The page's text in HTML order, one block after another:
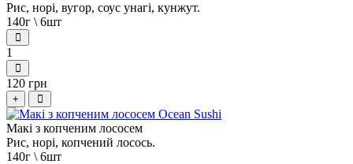
Рис, норі, вугор, соус унагі, кунжут.
140г \ 6шт
1
120 грн
+
Макі з копченим лососем
Рис, норі, копчений лосось.
140г \ 6шт